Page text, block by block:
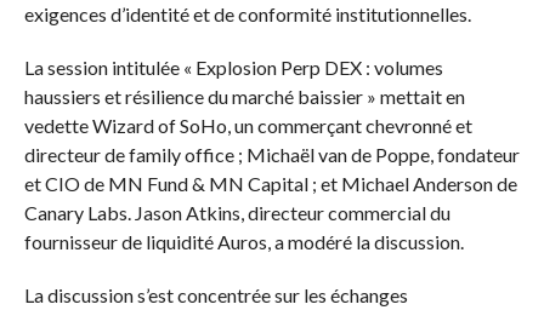
exigences d’identité et de conformité institutionnelles.
La session intitulée « Explosion Perp DEX : volumes
haussiers et résilience du marché baissier » mettait en
vedette Wizard of SoHo, un commerçant chevronné et
directeur de family office ; Michaël van de Poppe, fondateur
et CIO de MN Fund & MN Capital ; et Michael Anderson de
Canary Labs. Jason Atkins, directeur commercial du
fournisseur de liquidité Auros, a modéré la discussion.
La discussion s’est concentrée sur les échanges